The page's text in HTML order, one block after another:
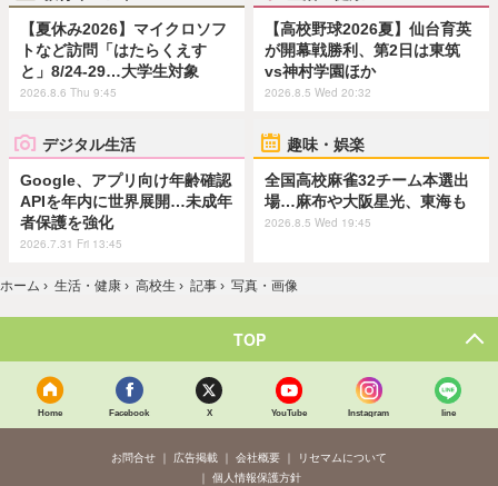
【夏休み2026】マイクロソフ
トなど訪問「はたらくえす
と」8/24-29…大学生対象
2026.8.6 Thu 9:45
【高校野球2026夏】仙台育英
が開幕戦勝利、第2日は東筑
vs神村学園ほか
2026.8.5 Wed 20:32
デジタル生活
Google、アプリ向け年齢確認
APIを年内に世界展開…未成年
者保護を強化
2026.7.31 Fri 13:45
趣味・娯楽
全国高校麻雀32チーム本選出
場…麻布や大阪星光、東海も
2026.8.5 Wed 19:45
ホーム › 生活・健康 › 高校生 › 記事 › 写真・画像
TOP
Home Facebook X YouTube Instagram line
お問合せ 広告掲載 会社概要
リセマムについて
個人情報保護方針